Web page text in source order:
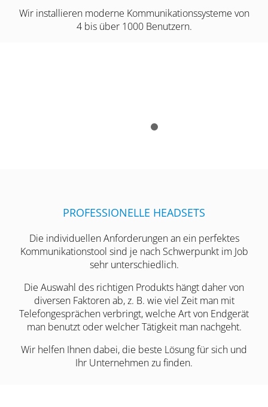
Wir installieren moderne Kommunikationssysteme von
4 bis über 1000 Benutzern.
PROFESSIONELLE HEADSETS
Die individuellen Anforderungen an ein perfektes
Kommunikationstool sind je nach Schwerpunkt im Job
sehr unterschiedlich.
Die Auswahl des richtigen Produkts hängt daher von
diversen Faktoren ab, z. B. wie viel Zeit man mit
Telefongesprächen verbringt, welche Art von Endgerät
man benutzt oder welcher Tätigkeit man nachgeht.
Wir helfen Ihnen dabei, die beste Lösung für sich und
Ihr Unternehmen zu finden.